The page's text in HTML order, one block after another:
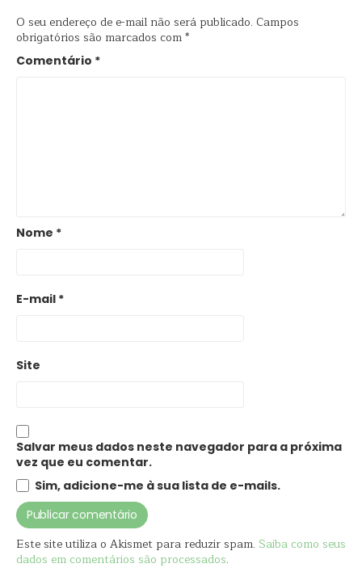
O seu endereço de e-mail não será publicado. Campos
obrigatórios são marcados com*
Comentário *
Nome *
E-mail *
Site
Salvar meus dados neste navegador para a próxima
vez que eu comentar.
Sim, adicione-me à sua lista de e-mails.
Este site utiliza o Akismet para reduzir spam. Saiba como seus
dados em comentários são processados.